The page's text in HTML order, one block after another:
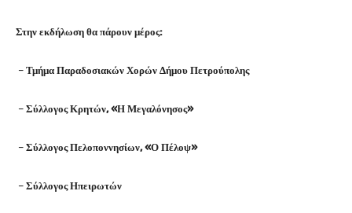
Στην εκδήλωση θα πάρουν μέρος:
– Τμήμα Παραδοσιακών Χορών Δήμου Πετρούπολης
– Σύλλογος Κρητών, «Η Μεγαλόνησος»
– Σύλλογος Πελοποννησίων, «Ο Πέλοψ»
– Σύλλογος Ηπειρωτών